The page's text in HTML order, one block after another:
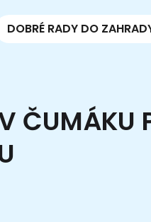
DOBRÉ RADY DO
ČUMÁKU